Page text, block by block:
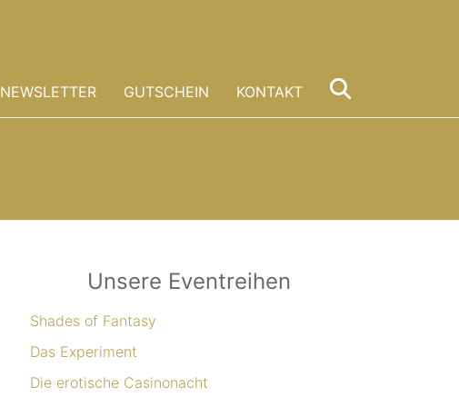
NEWSLETTER GUTSCHEIN KONTAKT
Unsere Eventreihen
Shades of Fantasy
Das Experiment
Die erotische Casinonacht